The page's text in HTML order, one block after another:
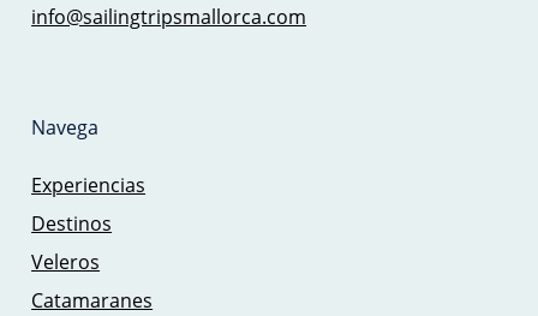
info@sailingtripsmallorca.com
Navega
Experiencias
Destinos
Veleros
Catamaranes